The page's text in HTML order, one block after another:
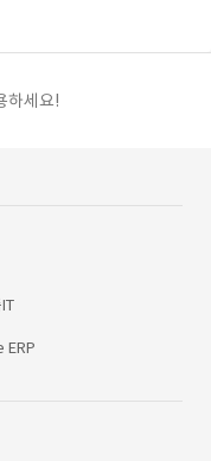
하세요!
ERP